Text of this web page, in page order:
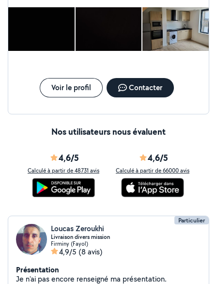
Voir le profil Contacter
Nos utilisateurs nous évaluent
4,6/5
Calculé à partir de 48731 avis
4,6/5
Calculé à partir de 66000 avis
Particulier
Loucas Zeroukhi
Livraison divers mission
Firminy (Fayol)
4,9/5 (8 avis)
Présentation
Je n'ai pas encore renseigné ma présentation.